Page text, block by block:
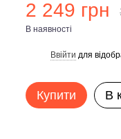
2 249 грн
В наявності
Ввійти для
Купити В